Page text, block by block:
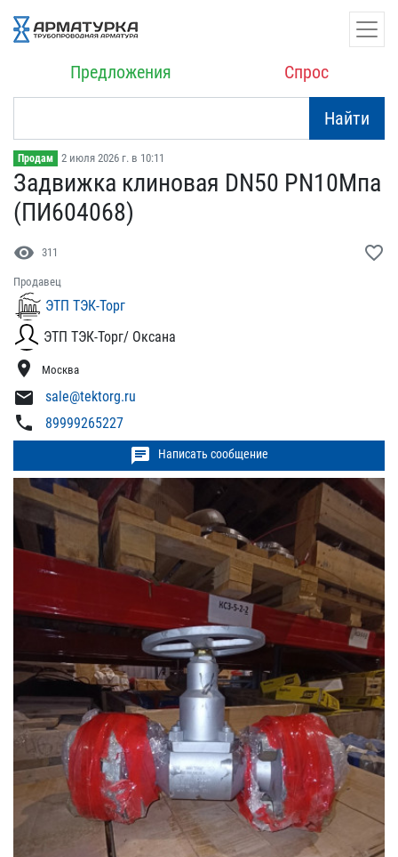
Предложения Спрос
Найти
Продам 2 июля 2026 г. в 10:11
Задвижка клиновая DN50 P​N10Мпа
(ПИ604068)
visibility 311 favorite_border
Продавец
ЭТП ТЭК-Торг
ЭТП ТЭК-Торг/ Оксана
location_on Москва
mail sale@tektorg.ru
phone 89999265227
chat Написать сообщение